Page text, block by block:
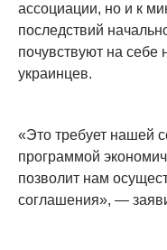
ассоциации, но и к
последствий
почувствуют на
украинцев.
«Это требует нашей
программой
позволит нам
соглашения», —